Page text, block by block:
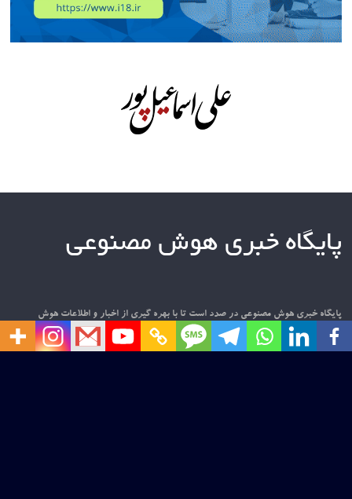
پایگاه خبری هوش مصنوعی
پایگاه خبری هوش مصنوعی در صدد است تا با بهره گیری از اخبار و اطلاعات هوش
مصنوعی در سطح بین المللی و داخلی، فضایی مناسب برای تعامل فعالان و علاقه مندان به
این حوزه را فراهم نماید. امیدواریم این قدم کوچک، آغازی باشد برای گامی بزرگ در